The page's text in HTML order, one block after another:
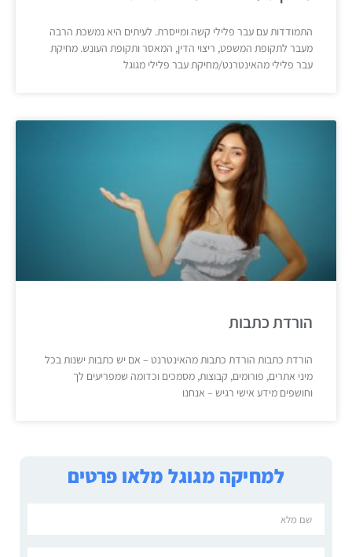
למחיקה מגוגל מלאו פרטים
התמודדות עם עבר פלילי קשה ומייסרת. לעיתים היא נמשכת הרבה
מעבר לתקופת המשפט, ריצוי הדין, המאסר ותקופת העונש. מחיקת
עבר פלילי מהאינטרנט/מחיקת עבר פלילי מגוגל
הורדת כתבות
הורדת כתבות הורדת כתבות מהאינטרנט – אם יש כתבות ישנות בכל
מיני אתרים, פורומים, קבוצות, מסמכים וכדומה שמפריעים לך
וחושפים מידע אישי רגיש – אנחנו